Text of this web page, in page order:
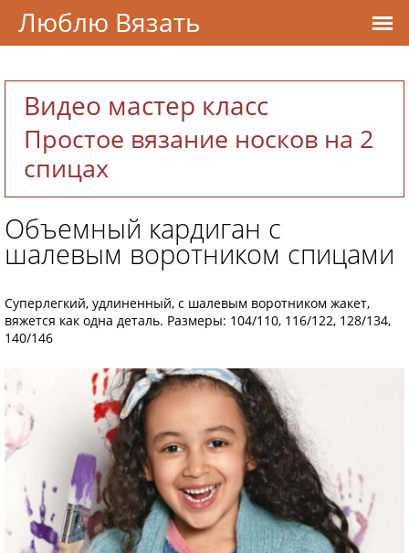
Видео мастер класс
Простое вязание носков на 2
спицах
Объемный кардиган с
шалевым воротником спицами
Суперлегкий, удлиненный, с шалевым воротником жакет,
вяжется как одна деталь. Размеры: 104/110, 116/122, 128/134,
140/146
Люблю Вязать